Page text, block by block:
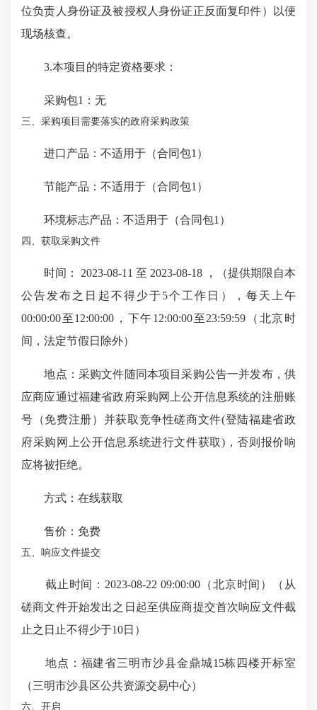
位负责人身份证及被授权人身份证正反面复印件）以便
现场核查。
3.本项目的特定资格要求：
采购包1：无
三、采购项目需要落实的政府采购政策
进口产品：不适用于（合同包1）
节能产品：不适用于（合同包1）
环境标志产品：不适用于（合同包1）
四、获取采购文件
时间： 2023-08-11 至 2023-08-18 ，（提供期限自本
公告发布之日起不得少于5个工作日），每天上午
00:00:00至12:00:00，下午12:00:00至23:59:59（北京时
间，法定节假日除外）
地点：采购文件随同本项目采购公告一并发布，供
应商应通过福建省政府采购网上公开信息系统的注册账
号（免费注册）并获取竞争性磋商文件(登陆福建省政
府采购网上公开信息系统进行文件获取)，否则报价响
应将被拒绝。
方式：在线获取
售价：免费
五、响应文件提交
截止时间：2023-08-22 09:00:00（北京时间）（从
磋商文件开始发出之日起至供应商提交首次响应文件截
止之日止不得少于10日）
地点：福建省三明市沙县金鼎城15栋四楼开标室
（三明市沙县区公共资源交易中心）
六、开启